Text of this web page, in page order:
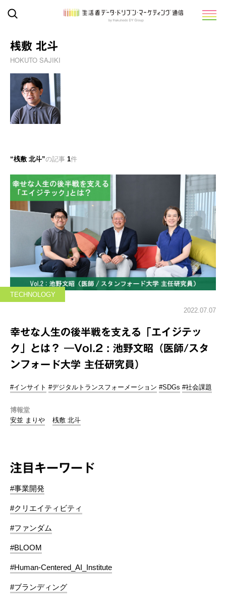
桟敷 北斗
HOKUTO SAJIKI
桟敷 北斗 の記事 1件
TECHNOLOGY
2022.07.07
幸せな人生の後半戦を支える「エイジテッ
ク」とは？ ―Vol.2 : 池野文昭（医師/スタ
ンフォード大学 主任研究員）
#インサイト #デジタルトランスフォーメーション #SDGs #社会課題
博報堂
安並 まりや
桟敷 北斗
注目キーワード
#事業開発
#クリエイティビティ
#ファンダム
#BLOOM
#Human-Centered_AI_Institute
#ブランディング